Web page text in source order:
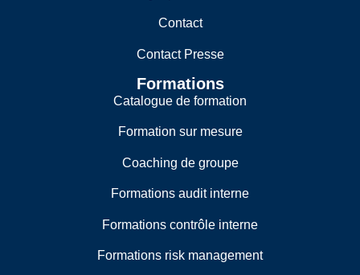
Contact
Contact Presse
Formations
Catalogue de formation
Formation sur mesure
Coaching de groupe
Formations audit interne
Formations contrôle interne
Formations risk management